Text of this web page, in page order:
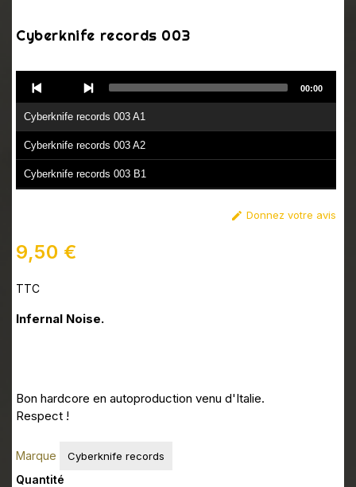
Cyberknife records 003
Player
Cyberknife records 003 A1
Cyberknife records 003 A2
Cyberknife records 003 B1
00:00
 Donnez votre avis
9,50 €
TTC
Infernal Noise.
Bon hardcore en autoproduction venu d'Italie.
Respect !
Marque Cyberknife records
Quantité